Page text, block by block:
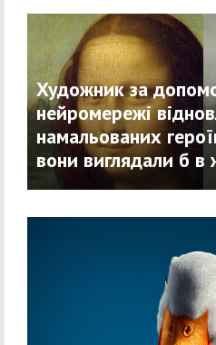
Художник за
нейромережі
намальованих
вони виглядали б в